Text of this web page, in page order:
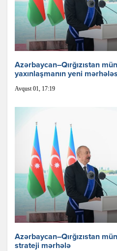
Azərbaycan–Qırğızıstan
yaxınlaşmanın yeni
Avqust 01, 17:19
Azərbaycan–Qırğızıstan
strateji mərhələ